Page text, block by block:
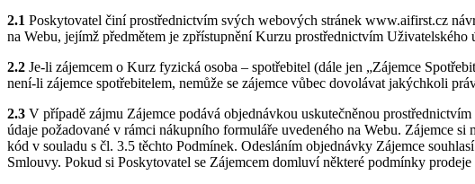
2.1 Poskytovatel činí prostřednictvím svých webových stránek www.aifirst.cz
na Webu, jejímž předmětem je zpřístupnění Kurzu prostřednictvím
2.2 Je-li zájemcem o Kurz fyzická osoba – spotřebitel (dále jen „Zájemce
není-li zájemce spotřebitelem, nemůže se zájemce vůbec dovolávat jakýchkoli
2.3 V případě zájmu Zájemce podává objednávkou uskutečněnou
údaje požadované v rámci nákupního formuláře uvedeného na Webu. Zájemce
kód v souladu s čl. 3.5 těchto Podmínek. Odesláním objednávky Zájemce
Smlouvy. Pokud si Poskytovatel se Zájemcem domluví některé podmínky